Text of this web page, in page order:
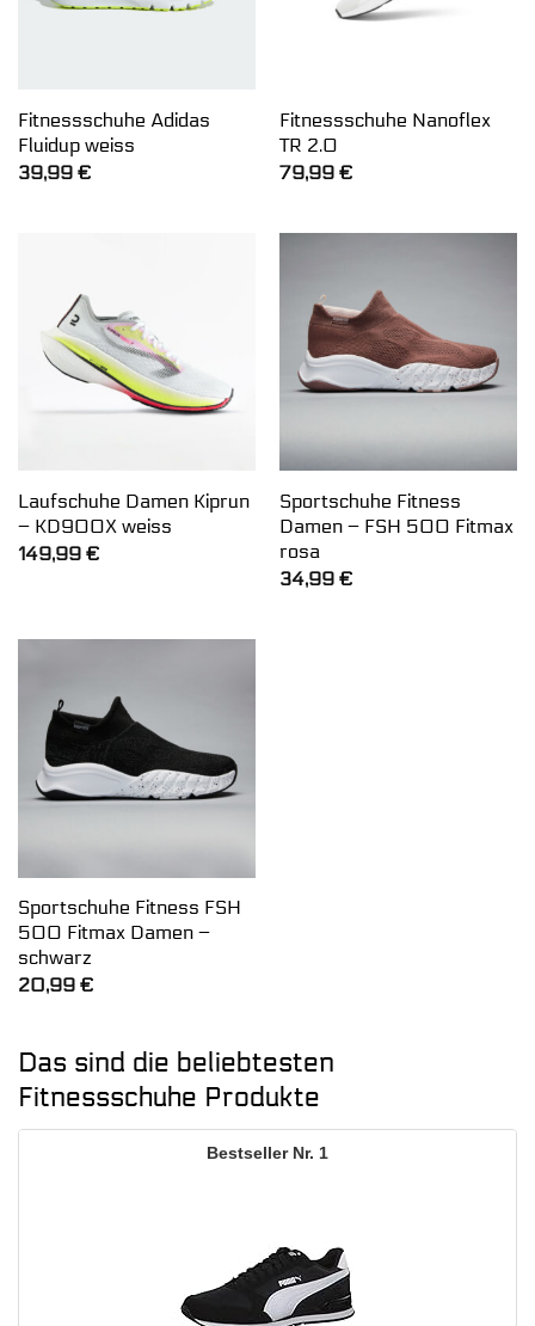
Fitnessschuhe Adidas
Fluidup weiss
39,99 €
Fitnessschuhe Nanoflex
TR 2.0
79,99 €
Laufschuhe Damen Kiprun
– KD900X weiss
149,99 €
Sportschuhe Fitness
Damen – FSH 500 Fitmax
rosa
34,99 €
Sportschuhe Fitness FSH
500 Fitmax Damen –
schwarz
20,99 €
Das sind die beliebtesten
Fitnessschuhe Produkte
1